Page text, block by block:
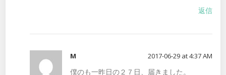
返信
M 2017-06-29 at 4:37 AM
僕のも一昨日の２７日、届きました。